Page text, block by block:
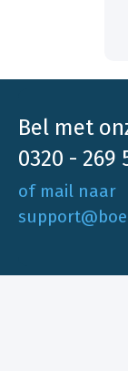
Bel met
0320 - 269
of mail naar